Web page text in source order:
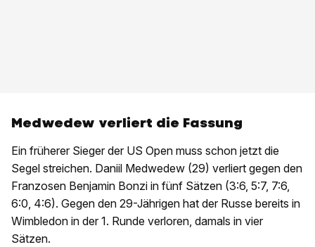
Medwedew verliert die Fassung
Ein früherer Sieger der US Open muss schon jetzt die
Segel streichen. Daniil Medwedew (29) verliert gegen den
Franzosen Benjamin Bonzi in fünf Sätzen (3:6, 5:7, 7:6,
6:0, 4:6). Gegen den 29-Jährigen hat der Russe bereits in
Wimbledon in der 1. Runde verloren, damals in vier
Sätzen.